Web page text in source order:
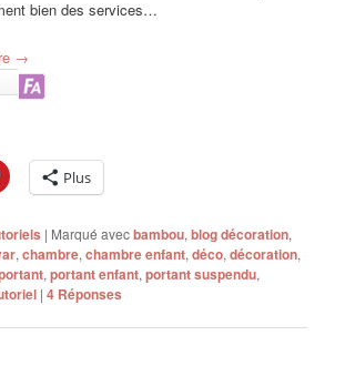
bien des services…
→
Plus
| Marqué avecbambou,blog décoration,
,chambre,chambre enfant,déco,décoration,
,portant enfant,portant suspendu,
|4 Réponses